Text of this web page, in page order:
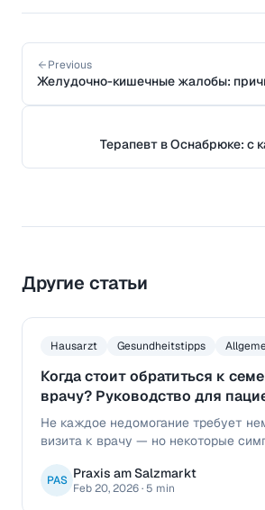
Previous
Желудочно-кишечные жалобы:
Терапевт в Оснабрюке: с
Другие статьи
Hausarzt Gesundheitstipps
Когда стоит обратиться к
врачу? Руководство для
Не каждое недомогание требует
визита к врачу — но некоторые
семейному врачу действительно
PAS Praxis am Salzmarkt
Feb 20, 2026· 5 min